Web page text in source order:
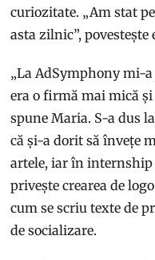
curiozitate. „Am stat
asta zilnic”, povestește
„La AdSymphony mi-
era o firmă mai mică
spune Maria. S-a dus
că și-a dorit să învețe
artele, iar în
privește crearea de
cum se scriu texte de
de socializare.